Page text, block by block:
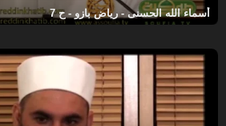
أسماء الله الحسنى - رياض بازو - ح 7